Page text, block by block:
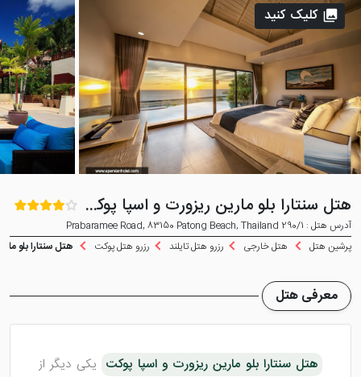
هتل سنتارا بلو مارین ریزورت و اسپا پوکت
آدرس هتل : 290/1 Prabaramee Road, 83150 Patong Beach, Thailand
پرشین هتل
هتل خارجی رزرو هتل تایلند رزرو هتل پوکت هتل سنتارا بلو
کلیک کنید
معرفی هتل
هتل سنتارا بلو مارین ریزورت و اسپا پوکت یکی دیگر از